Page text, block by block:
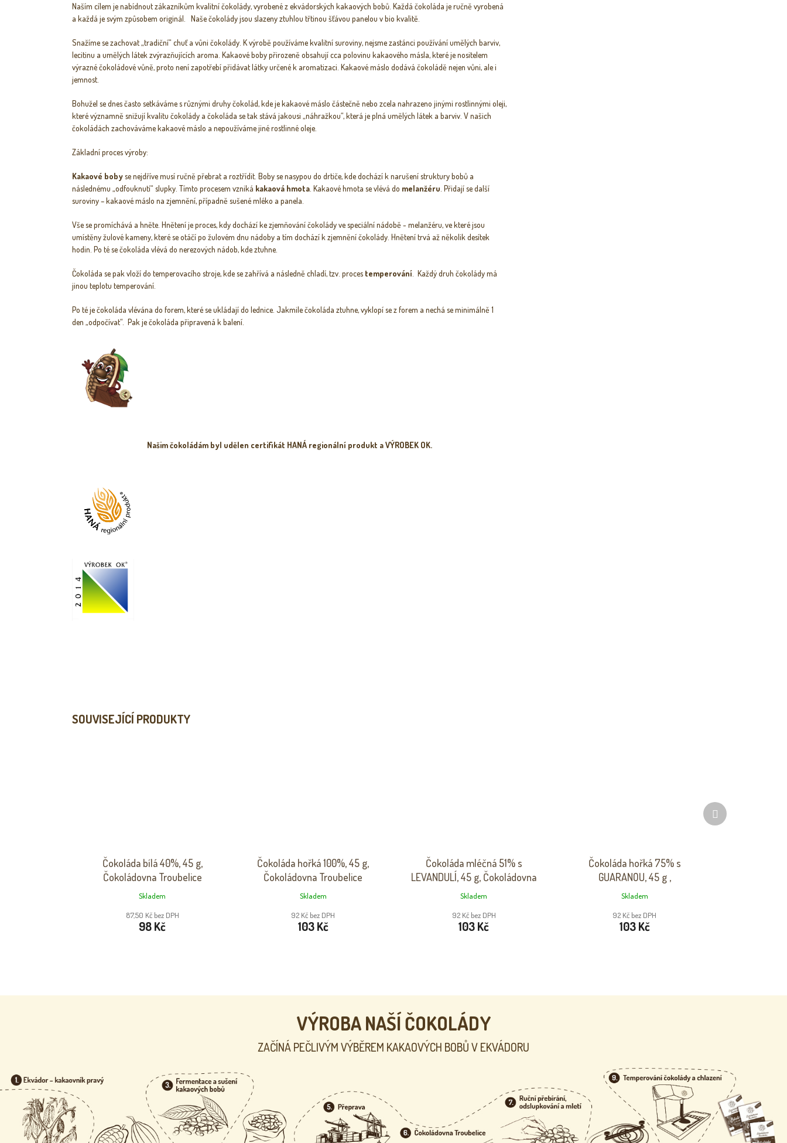
SOUVISEJÍCÍ PRODUKTY
Čokoláda bílá 40%, 45 g,
Čokoládovna Troubelice
Skladem
87,50 Kč bez DPH
98 Kč
Čokoláda hořká 100%, 45 g,
Čokoládovna Troubelice
Skladem
92 Kč bez DPH
103 Kč
Čokoláda mléčná 51% s
LEVANDULÍ, 45 g, Čokoládovna
Troubelice
Skladem
92 Kč bez DPH
103 Kč
Čokoláda hořká 75% s
GUARANOU, 45 g ,
Čokoládovna Troubelice
Skladem
92 Kč bez DPH
103 Kč
Další
produkt
Naším cílem je nabídnout zákazníkům kvalitní čokolády, vyrobené z ekvádorských kakaových bobů. Každá čokoláda je ručně vyrobená
a každá je svým způsobem originál. Naše čokolády jsou slazeny ztuhlou třtinou šťávou panelou v bio kvalitě.
Snažíme se zachovat „tradiční“ chuť a vůni čokolády. K výrobě používáme kvalitní suroviny, nejsme zastánci používání umělých barviv,
lecitinu a umělých látek zvýrazňujících aroma. Kakaové boby přirozeně obsahují cca polovinu kakaového másla, které je nositelem
výrazné čokoládové vůně, proto není zapotřebí přidávat látky určené k aromatizaci. Kakaové máslo dodává čokoládě nejen vůni, ale i
jemnost.
Bohužel se dnes často setkáváme s různými druhy čokolád, kde je kakaové máslo částečně nebo zcela nahrazeno jinými rostlinnými oleji,
které významně snižují kvalitu čokolády a čokoláda se tak stává jakousi „náhražkou“, která je plná umělých látek a barviv. V našich
čokoládách zachováváme kakaové máslo a nepoužíváme jiné rostlinné oleje.
Základní proces výroby:
Kakaové bobyse nejdříve musí ručně přebrat a roztřídit. Boby se nasypou do drtiče, kde dochází k narušení struktury bobů a
následnému „odfouknutí“ slupky. Tímto procesem vzniká kakaová hmota . Kakaové hmota se vlévá do melanžéru . Přidají se další
suroviny – kakaové máslo na zjemnění, případně sušené mléko a panela.
Vše se promíchává a hněte. Hnětení je proces, kdy dochází ke zjemňování čokolády ve speciální nádobě - melanžéru, ve které jsou
umístěny žulové kameny, které se otáčí po žulovém dnu nádoby a tím dochází k zjemnění čokolády. Hnětení trvá až několik desítek
hodin. Po té se čokoláda vlévá do nerezových nádob, kde ztuhne.
Čokoláda se pak vloží do temperovacího stroje, kde se zahřívá a následně chladí, tzv. proces temperování . Každý druh čokolády má
jinou teplotu temperování.
Po té je čokoláda vlévána do forem, které se ukládají do lednice. Jakmile čokoláda ztuhne, vyklopí se z forem a nechá se minimálně 1
den „odpočívat“. Pak je čokoláda připravená k balení.
Našim čokoládám byl udělen certifikát HANÁ regionální produkt a VÝROBEK OK.
VÝROBA NAŠÍ ČOKOLÁDY
ZAČÍNÁ PEČLIVÝM VÝBĚREM KAKAOVÝCH BOBŮ V EKVÁDORU